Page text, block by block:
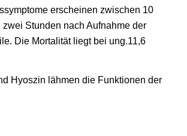
erscheinen zwischen 10
zwei Stunden nach Aufnahme der
Die Mortalität liegt bei ung.11,6
Hyoszin lähmen die Funktionen der